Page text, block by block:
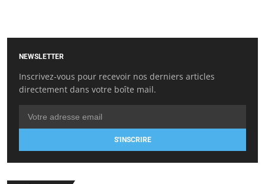
NEWSLETTER
Inscrivez-vous pour recevoir nos derniers articles
directement dans votre boîte mail.
S'INSCRIRE